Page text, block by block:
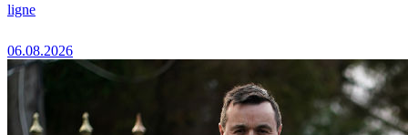
ligne
06.08.2026